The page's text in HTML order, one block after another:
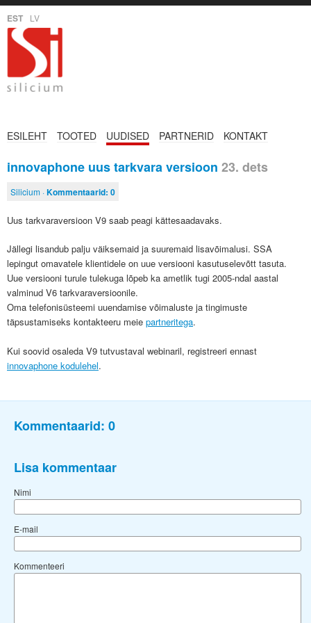
EST LV
ESILEHT TOOTED UUDISED PARTNERID KONTAKT
innovaphone uus tarkvara versioon 23. dets
Silicium ·Kommentaarid: 0
Uus tarkvaraversioon V9 saab peagi kättesaadavaks.
Jällegi lisandub palju väiksemaid ja suuremaid lisavõimalusi. SSA
lepingut omavatele klientidele on uue versiooni kasutuselevõtt tasuta.
Uue versiooni turule tulekuga lõpeb ka ametlik tugi 2005-ndal aastal
valminud V6 tarkvaraversioonile.
Oma telefonisüsteemi uuendamise võimaluste ja tingimuste
täpsustamiseks kontakteeru meie partneritega.
Kui soovid osaleda V9 tutvustaval webinaril, registreeri ennast
innovaphone kodulehel.
Kommentaarid: 0
Lisa kommentaar
Nimi
E-mail
Kommenteeri